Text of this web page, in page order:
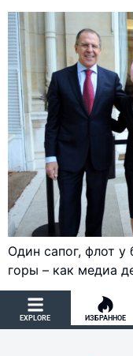
Один сапог, флот у
горы – как медиа
EXPLORE ИЗБРАННОЕ